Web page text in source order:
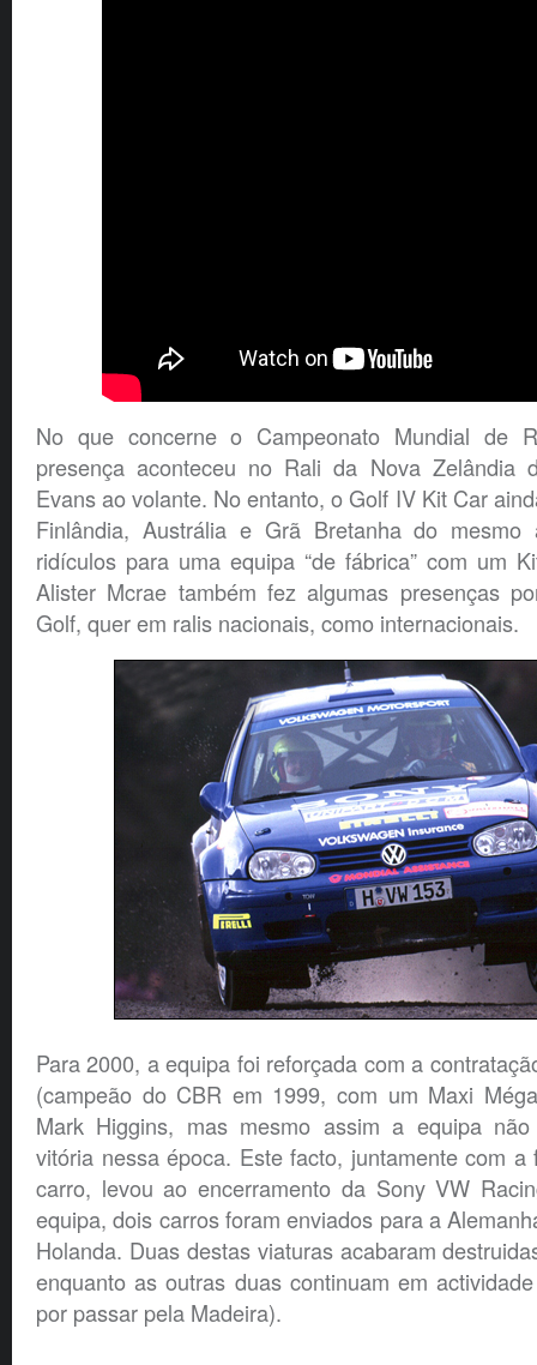
No que concerne o Campeonato Mundial de
presença aconteceu no Rali da Nova Zelândia
Evans ao volante. No entanto, o Golf IV Kit Car
Finlândia, Austrália e Grã Bretanha do mesmo
ridículos para uma equipa “de fábrica” com um
Alister Mcrae também fez algumas presenças
Golf, quer em ralis nacionais, como internacionais.
Para 2000, a equipa foi reforçada com a
(campeão do CBR em 1999, com um Maxi
Mark Higgins, mas mesmo assim a equipa não
vitória nessa época. Este facto, juntamente com
carro, levou ao encerramento da Sony VW
equipa, dois carros foram enviados para a
Holanda. Duas destas viaturas acabaram
enquanto as outras duas continuam em
por passar pela Madeira).